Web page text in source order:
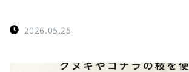
2026.05.25